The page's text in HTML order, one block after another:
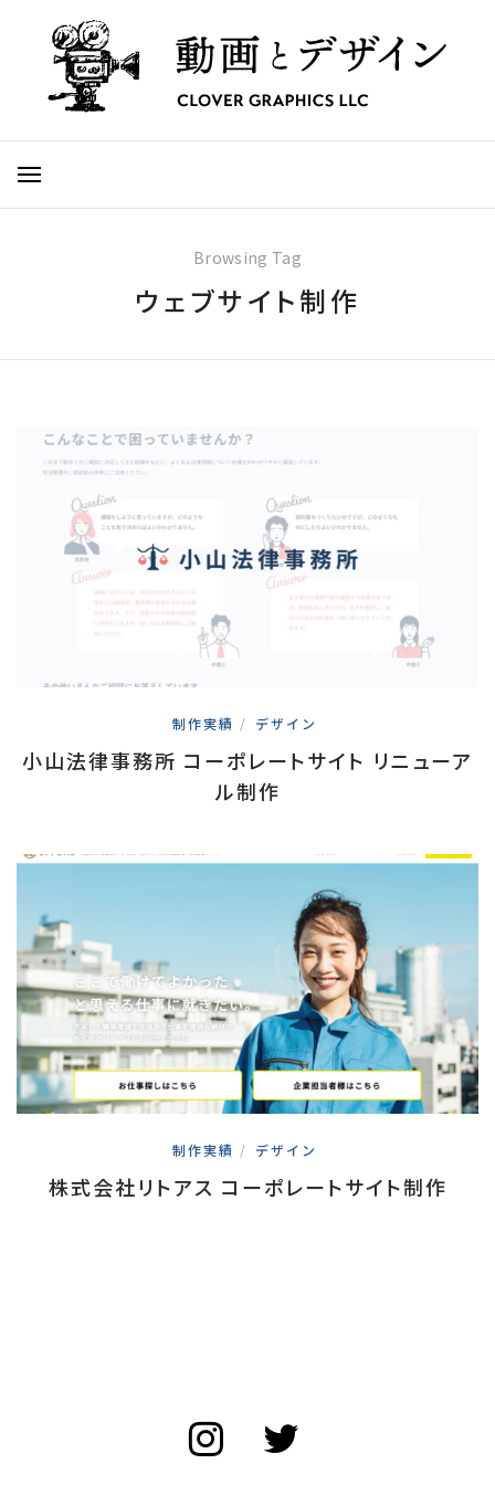
Browsing Tag
ウェブサイト制作
制作実績 / デザイン
小山法律事務所 コーポレートサイト リニューア
ル制作
制作実績 / デザイン
株式会社リトアス コーポレートサイト制作